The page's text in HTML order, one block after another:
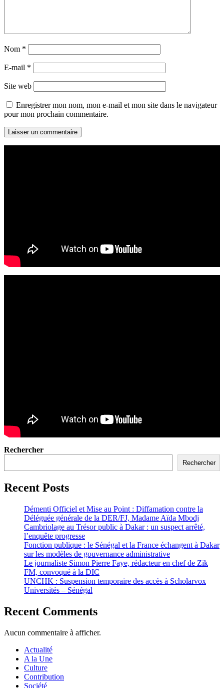
Nom *
E-mail *
Site web
Enregistrer mon nom, mon e-mail et mon site dans le navigateur
pour mon prochain commentaire.
Rechercher
Rechercher
Recent Posts
Démenti Officiel et Mise au Point : Diffamation contre la
Déléguée générale de la DER/FJ, Madame Aïda Mbodj
Cambriolage au Trésor public à Dakar : un suspect arrêté,
l’enquête progresse
Fonction publique : le Sénégal et la France échangent à Dakar
sur les modèles de gouvernance administrative
Le journaliste Simon Pierre Faye, rédacteur en chef de Zik
FM, convoqué à la DIC
UNCHK : Suspension temporaire des accès à Scholarvox
Universités – Sénégal
Recent Comments
Aucun commentaire à afficher.
Actualité
A la Une
Culture
Contribution
Société